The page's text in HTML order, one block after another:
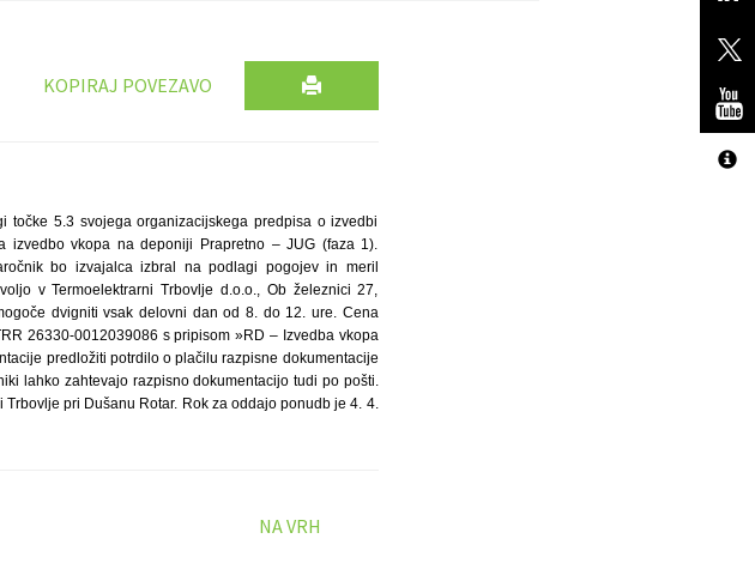
KOPIRAJ POVEZAVO
točke 5.3 svojega organizacijskega predpisa o izvedbi
izvedbo vkopa na deponiji Prapretno – JUG (faza 1).
bo izvajalca izbral na podlagi pogojev in meril
v Termoelektrarni Trbovlje d.o.o., Ob železnici 27,
dvigniti vsak delovni dan od 8. do 12. ure. Cena
26330-0012039086 s pripisom »RD – Izvedba vkopa
predložiti potrdilo o plačilu razpisne dokumentacije
lahko zahtevajo razpisno dokumentacijo tudi po pošti.
pri Dušanu Rotar. Rok za oddajo ponudb je 4. 4.
NA VRH